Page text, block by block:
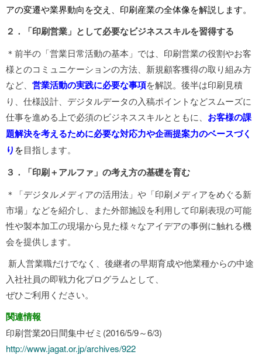
アの変遷や業界動向を交え、印刷産業の全体像を解説します。
２．「印刷営業」として必要なビジネススキルを習得する
＊前半の「営業日常活動の基本」では、印刷営業の役割やお客
様とのコミュニケーションの方法、新規顧客獲得の取り組み方
など、 営業活動の実践に必要な事項を解説。後半は印刷見積
り、仕様設計、デジタルデータの入稿ポイントなどスムーズに
仕事を進める上で必須のビジネススキルとともに、 お客様の課
題解決を考えるために必要な対応力や企画提案力のベースづく
り を目指します。
３．「印刷＋アルファ」の考え方の基礎を育む
＊「デジタルメディアの活用法」や「印刷メディアをめぐる新
市場」などを紹介し、また外部施設を利用して印刷表現の可能
性や製本加工の現場から見た様々なアイデアの事例に触れる機
会を提供します。
新人営業職だけでなく、後継者の早期育成や他業種からの中途
入社社員の即戦力化プログラムとして、
ぜひご利用ください。
関連情報
印刷営業20日間集中ゼミ(2016/5/9～6/3)
http://www.jagat.or.jp/archives/922